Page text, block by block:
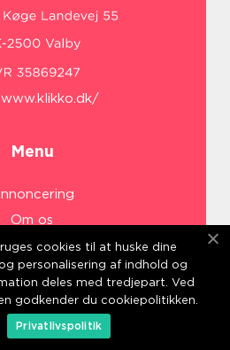
www.klikko.dk/
Menu
Om os
Cookies
Kontakt os
Sitemap
cookies til at huske dine
personalisering af indhold og
deles med tredjepart. Ved
godkender du cookiepolitikken.
Privatlivspolitik